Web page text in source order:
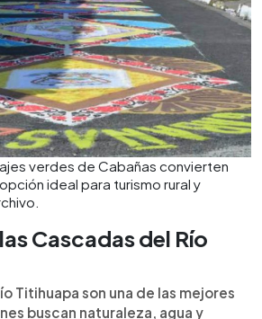
verdes de Cabañas convierten
ideal para turismo rural y
Cascadas del Río
Titihuapa son una de las mejores
buscan naturaleza, agua y